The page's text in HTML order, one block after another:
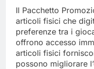
Il Pacchetto
articoli fisici che
preferenze tra i
offrono accesso
articoli fisici
possono migliorare